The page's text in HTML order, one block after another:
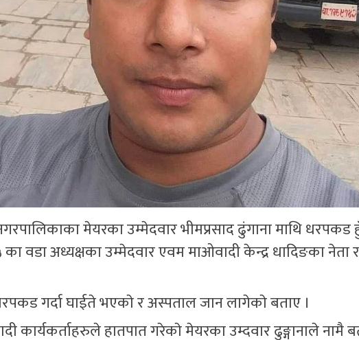
मेयरका उम्मेदवार भीमप्रसाद ढुंगाना माथि धरपकड
अध्यक्षका उम्मेदवार एवम माओवादी केन्द्र धादिङका नेता
गर्दा घाईते भएकाे र अस्पताल जान लागेकाे बताए ।
कार्यकर्ताहरुले हातपात गरेकाे मेयरका उम्दवार ढुङ्गानाले नामै